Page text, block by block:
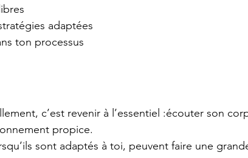
adaptées
ton processus
c’est revenir à l’essentiel :écouter son
propice.
sont adaptés à toi, peuvent faire une